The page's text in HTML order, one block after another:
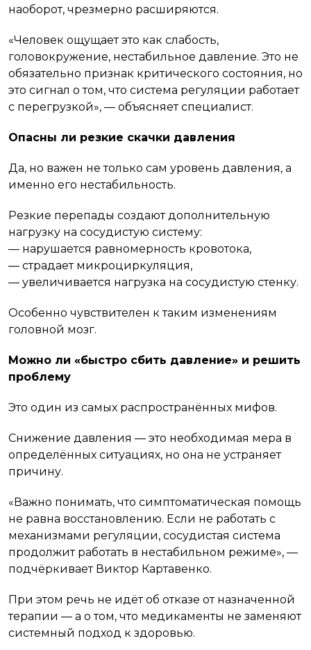
наоборот, чрезмерно расширяются.
«Человек ощущает это как слабость,
головокружение, нестабильное давление. Это не
обязательно признак критического состояния, но
это сигнал о том, что система регуляции работает
с перегрузкой», — объясняет специалист.
Опасны ли резкие скачки давления
Да, но важен не только сам уровень давления, а
именно его нестабильность.
Резкие перепады создают дополнительную
нагрузку на сосудистую систему:
— нарушается равномерность кровотока,
— страдает микроциркуляция,
— увеличивается нагрузка на сосудистую стенку.
Особенно чувствителен к таким изменениям
головной мозг.
Можно ли «быстро сбить давление» и решить
проблему
Это один из самых распространённых мифов.
Снижение давления — это необходимая мера в
определённых ситуациях, но она не устраняет
причину.
«Важно понимать, что симптоматическая помощь
не равна восстановлению. Если не работать с
механизмами регуляции, сосудистая система
продолжит работать в нестабильном режиме», —
подчёркивает Виктор Картавенко.
При этом речь не идёт об отказе от назначенной
терапии — а о том, что медикаменты не заменяют
системный подход к здоровью.